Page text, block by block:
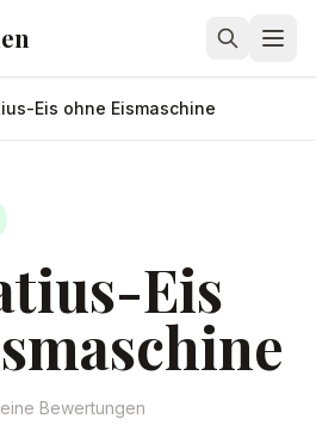
Eis ohne Eismaschine
Eis
Bewertungen